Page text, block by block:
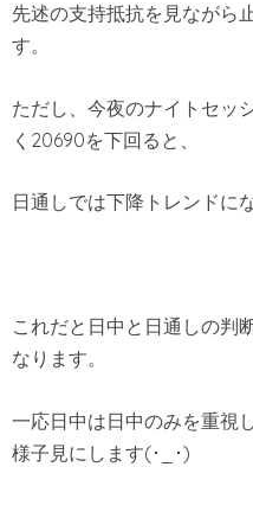
先述の支持抵抗を見ながら
す。
ただし、今夜のナイトセッ
く20690を下回ると、
日通しでは下降トレンドに
これだと日中と日通しの判
なります。
一応日中は日中のみを重視
様子見にします(･_･)